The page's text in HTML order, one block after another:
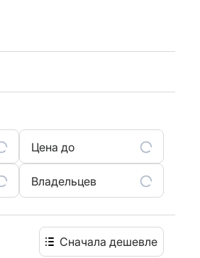
Цена до
Владельцев
Сначала дешевле